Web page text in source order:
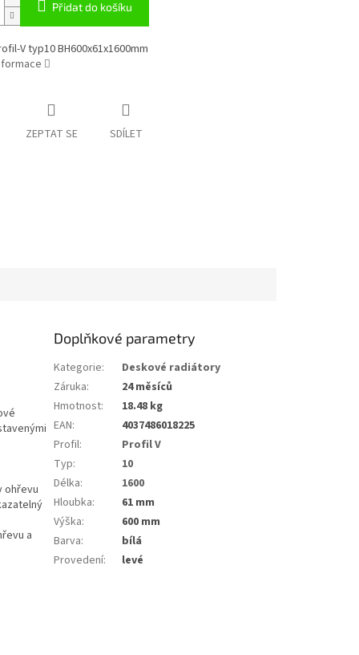
Přidat do košíku
V typ10 BH600x61x1600mm
ZEPTAT SE SDÍLET
ohřevu
a
Doplňkové parametry
Kategorie:
Deskové radiátory
Záruka:
24 měsíců
Hmotnost:
18.48 kg
EAN:
4037486018225
Profil:
Profil V
Typ:
10
Délka:
1600
Hloubka:
61 mm
Výška:
600 mm
Barva:
bílá
Provedení: levé